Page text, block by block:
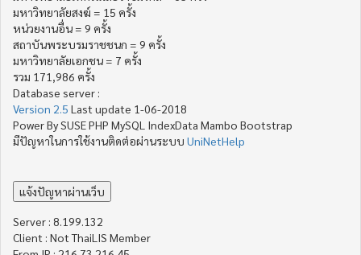
มหาวิทยาลัยสงฆ์ = 15 ครั้ง
หน่วยงานอื่น = 9 ครั้ง
สถาบันพระบรมราชชนก = 9 ครั้ง
มหาวิทยาลัยเอกชน = 7 ครั้ง
รวม 171,986 ครั้ง
Database server :
Version 2.5 Last update 1-06-2018
Power By SUSE PHP MySQL IndexData Mambo Bootstrap
มีปัญหาในการใช้งานติดต่อผ่านระบบ UniNetHelp
Server : 8.199.132
Client : Not ThaiLIS Member